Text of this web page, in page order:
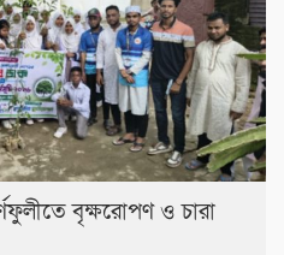
বৃক্ষরোপণ ও চারা